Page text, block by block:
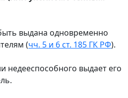
выдана одновременно
(чч. 5 и 6 ст. 185 ГК РФ).
недееспособного выдает его